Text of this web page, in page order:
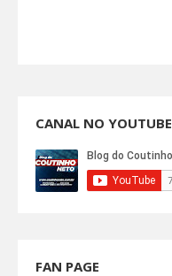
CANAL NO YOUTUBE
FAN PAGE